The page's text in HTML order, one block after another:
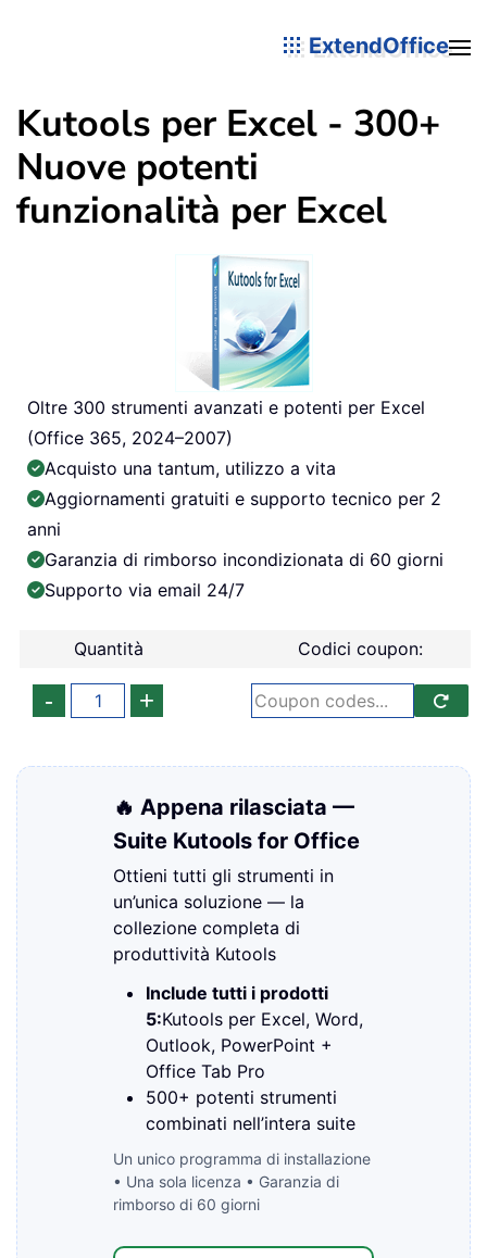
ExtendOffice
Kutools per Excel - 300+
Nuove potenti
funzionalità per Excel
Oltre 300 strumenti avanzati e potenti per Excel
(Office 365, 2024–2007)
Acquisto una tantum, utilizzo a vita
Aggiornamenti gratuiti e supporto tecnico per 2
anni
Garanzia di rimborso incondizionata di 60 giorni
Supporto via email 24/7
Quantità Codici coupon:
🔥 Appena rilasciata —
Suite Kutools for Office
Ottieni tutti gli strumenti in
un’unica soluzione — la
collezione completa di
produttività Kutools
Include tutti i prodotti
5:Kutools per Excel, Word,
Outlook, PowerPoint +
Office Tab Pro
500+ potenti strumenti
combinati nell’intera suite
Un unico programma di installazione
• Una sola licenza • Garanzia di
rimborso di 60 giorni